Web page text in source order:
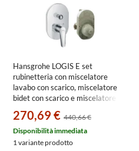
Hansgrohe LOGIS E set
rubinetteria con miscelatore
lavabo con scarico, miscelatore
bidet con scarico e miscelatore
incluso, finitura cromo
SETLOGE003
270,69 € 440,66 €
Disponibilità immediata
1 variante prodotto